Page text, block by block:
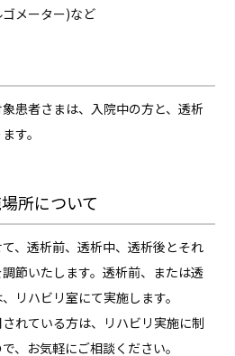
メーター)など
患者さまは、入院中の方と、透析
す。
所について
、透析前、透析中、透析後とそれ
節いたします。透析前、または透
リハビリ室にて実施します。
れている方は、リハビリ実施に制
、お気軽にご相談ください。